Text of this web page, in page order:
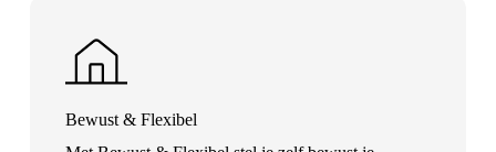
Bewust & Flexibel